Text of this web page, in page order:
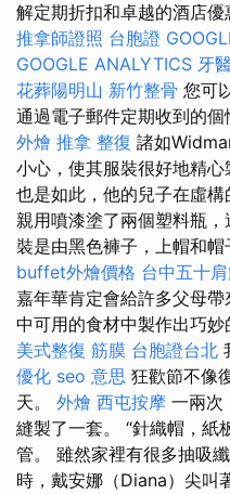
解定期折扣和卓越的酒店優
推拿師證照 台胞證
GOOGLE ANALYTICS 牙
花葬陽明山 新竹整骨 您可
通過電子郵件定期收到的個
外燴 推拿 整復 諸如
小心，使其服裝很好地精心
也是如此，他的兒子在虛構
親用噴漆塗了兩個塑料瓶，
裝是由黑色褲子，上帽和帽
buffet外燴價格 台中五十
嘉年華肯定會給許多父母
中可用的食材中製作出巧妙
美式整復 筋膜 台胞證台北
優化 seo 意思 狂歡節不像
天。 外燴 西屯按摩 一兩次
縫製了一套。 “針織帽，紙
管。 雖然家裡有很多抽吸
時，戴安娜（Diana）尖叫